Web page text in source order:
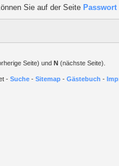
Sie auf der Seite
Seite) und N (nächste Seite).
- Suche - Sitemap - Gästebuch -